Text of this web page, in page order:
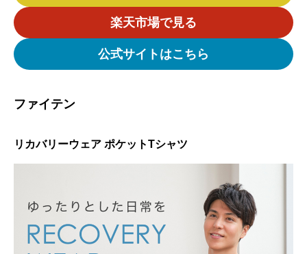
楽天市場で見る
公式サイトはこちら
ファイテン
リカバリーウェア ポケットTシャツ